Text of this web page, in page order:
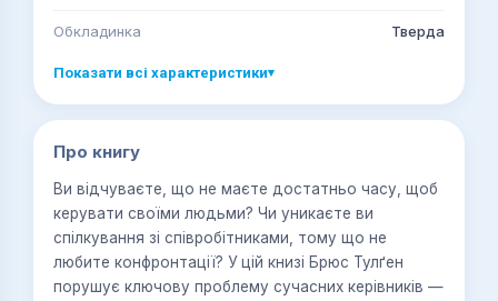
Обкладинка Тверда
Показати всі характеристики▾
Про книгу
Ви відчуваєте, що не маєте достатньо часу, щоб
керувати своїми людьми? Чи уникаєте ви
спілкування зі співробітниками, тому що не
любите конфронтації? У цій книзі Брюс Тулґен
порушує ключову проблему сучасних керівників —